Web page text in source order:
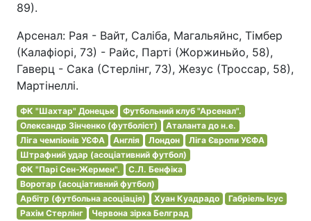
89).
Арсенал: Рая - Вайт, Саліба, Магальяйнс, Тімбер
(Калафіорі, 73) - Райс, Парті (Жоржиньйо, 58),
Гаверц - Сака (Стерлінг, 73), Жезус (Троссар, 58),
Мартінеллі.
ФК "Шахтар" Донецьк
Футбольний клуб "Арсенал".
Олександр Зінченко (футболіст)
Аталанта до н.е.
Ліга чемпіонів УЄФА
Англія Лондон
Ліга Європи УЄФА
Штрафний удар (асоціативний футбол)
ФК "Парі Сен-Жермен".
С.Л. Бенфіка
Воротар (асоціативний футбол)
Арбітр (футбольна асоціація)
Хуан Куадрадо
Габріель Ісус
Рахім Стерлінг
Червона зірка Белград